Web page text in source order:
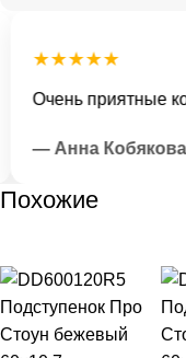
★★★★★
Очень приятные
— Анна Кобякова
Похожие